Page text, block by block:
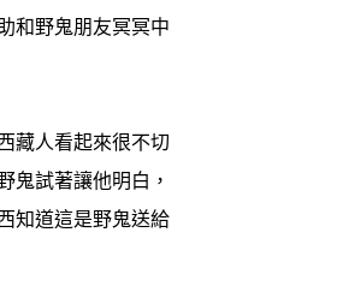
和野鬼朋友冥冥中
藏人看起來很不切
鬼試著讓他明白，
知道這是野鬼送給